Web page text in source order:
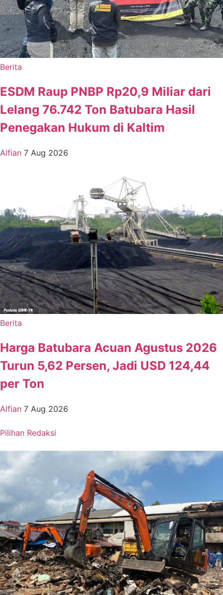
Berita
ESDM Raup PNBP Rp20,9 Miliar dari
Lelang 76.742 Ton Batubara Hasil
Penegakan Hukum di Kaltim
Alfian 7 Aug 2026
Berita
Harga Batubara Acuan Agustus 2026
Turun 5,62 Persen, Jadi USD 124,44
per Ton
Alfian 7 Aug 2026
Pilihan Redaksi